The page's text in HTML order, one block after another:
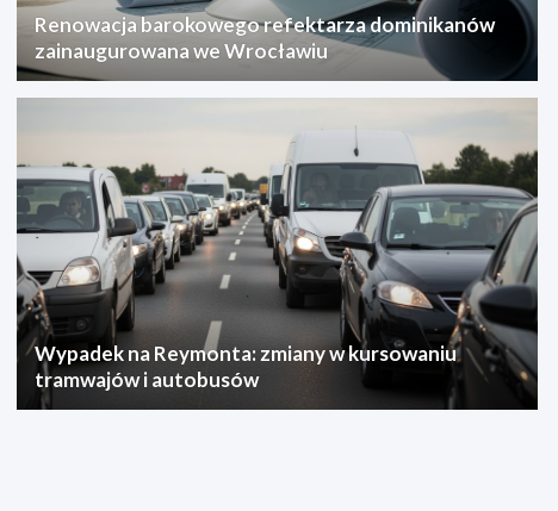
Renowacja barokowego refektarza dominikanów
zainaugurowana we Wrocławiu
Wypadek na Reymonta: zmiany w kursowaniu
tramwajów i autobusów